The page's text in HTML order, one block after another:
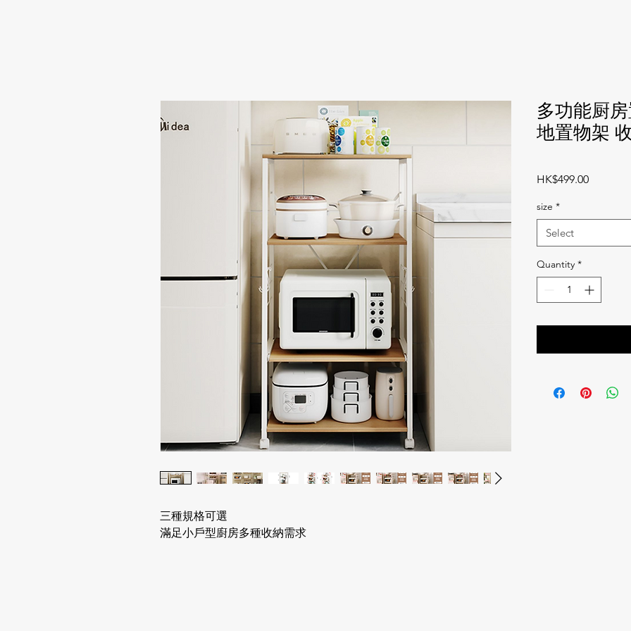
三種規格可選
滿足小戶型廚房多種收納需求
多功能厨
地置物架
HK$499.00Price
size *
Select
Quantity *